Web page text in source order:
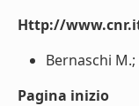
Http://
Bernaschi
Pagina inizio